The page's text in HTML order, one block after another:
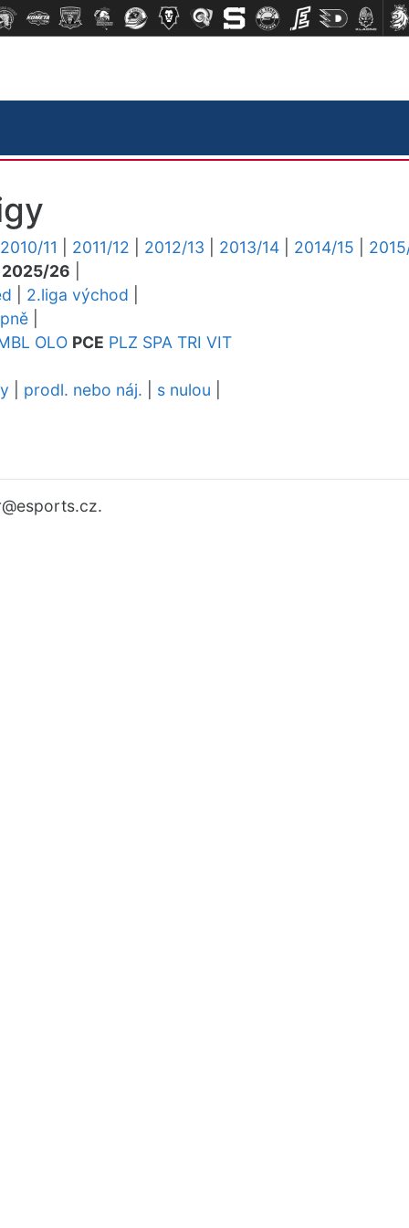
2010/11 2011/12 2012/13 2013/14 2014/15
2025/26
2.liga východ
OLO PCE PLZ SPA TRI VIT
prodl. nebo náj. s nulou
@esports.cz.